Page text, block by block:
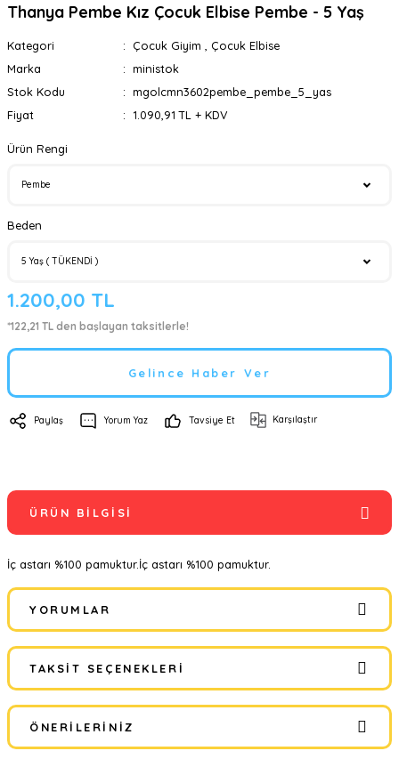
Thanya Pembe Kız Çocuk Elbise Pembe - 5 Yaş
Kategori Çocuk Giyim
Çocuk Elbise
Marka
ministok
Stok Kodu
mgolcmn3602pembe_pembe_5_yas
Fiyat
1.090,91 TL + KDV
Ürün Rengi
Beden
1.200,00 TL
*122,21 TL den başlayan taksitlerle!
Gelince Haber Ver
Paylaş Yorum Yaz Tavsiye Et Karşılaştır
ÜRÜN BILGISI
İç astarı %100 pamuktur.İç astarı %100 pamuktur.
YORUMLAR
Bu ürüne ilk yorumu siz yapın!
TAKSIT SEÇENEKLERI
ÖNERILERINIZ